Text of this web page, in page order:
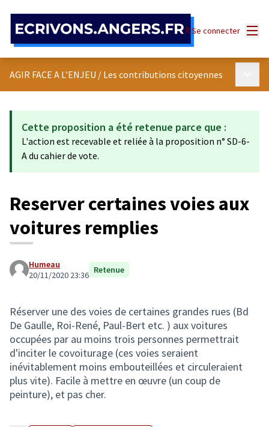
Se connecter
AGIR FACE A L’ENJEU / Les contributions citoyennes
Cette proposition a été retenue parce que :
L'action est recevable et reliée à la proposition n° SD-6-
A du cahier de vote.
Reserver certaines voies aux
voitures remplies
Humeau
20/11/2020 23:36 Retenue
Réserver une des voies de certaines grandes rues (Bd
De Gaulle, Roi-René, Paul-Bert etc. ) aux voitures
occupées par au moins trois personnes permettrait
d'inciter le covoiturage (ces voies seraient
inévitablement moins embouteillées et circuleraient
plus vite). Facile à mettre en œuvre (un coup de
peinture), et pas cher.